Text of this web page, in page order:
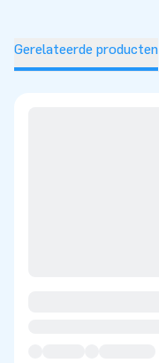
Gerelateerde producten